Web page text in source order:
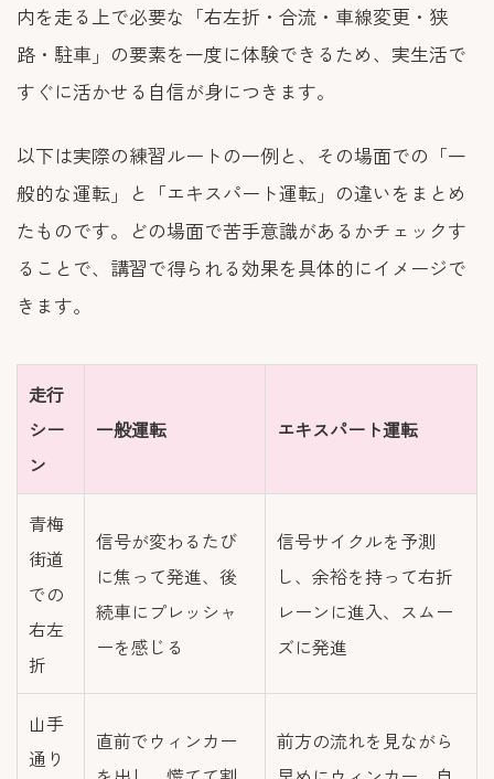
内を走る上で必要な「右左折・合流・車線変更・狭
路・駐車」の要素を一度に体験できるため、実生活で
すぐに活かせる自信が身につきます。
以下は実際の練習ルートの一例と、その場面での「一
般的な運転」と「エキスパート運転」の違いをまとめ
たものです。どの場面で苦手意識があるかチェックす
ることで、講習で得られる効果を具体的にイメージで
きます。
走行
シー
ン
一般運転 エキスパート運転
青梅
街道
での
右左
折
信号が変わるたび
に焦って発進、後
続車にプレッシャ
ーを感じる
信号サイクルを予測
し、余裕を持って右折
レーンに進入、スムー
ズに発進
山手
通り
直前でウィンカー
前方の流れを見ながら